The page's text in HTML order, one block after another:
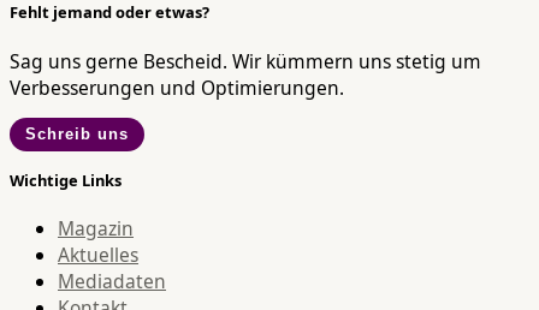
Fehlt jemand oder etwas?
Sag uns gerne Bescheid. Wir kümmern uns stetig um
Verbesserungen und Optimierungen.
Schreib uns
Wichtige Links
Magazin
Aktuelles
Mediadaten